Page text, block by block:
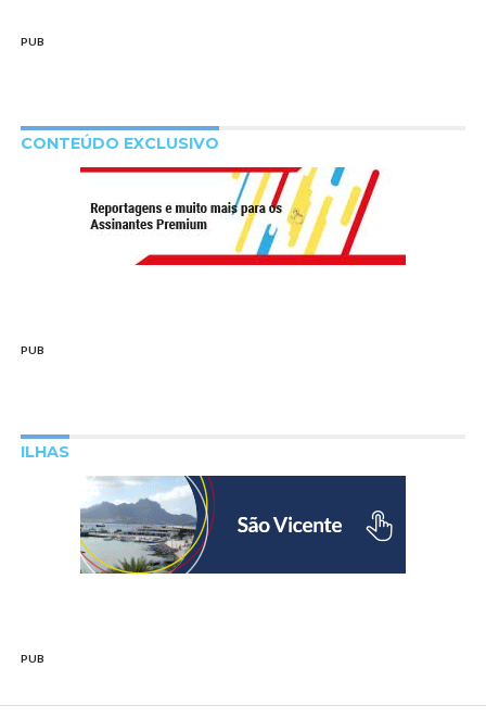
PUB
CONTEÚDO EXCLUSIVO
PUB
ILHAS
PUB